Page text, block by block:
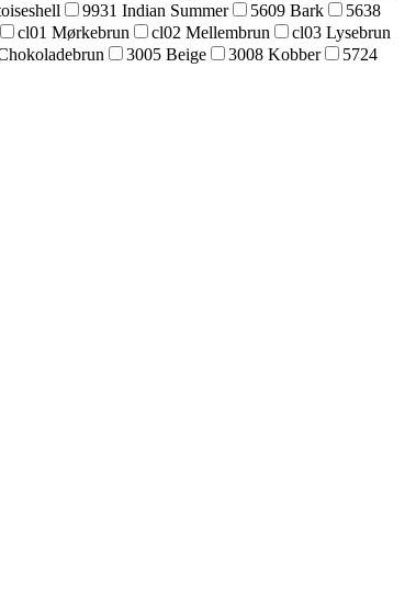
9931 Indian Summer 5609 Bark
5638
cl01 Mørkebrun cl02 Mellembrun
cl03 Lysebrun
3005 Beige 3008 Kobber
5724